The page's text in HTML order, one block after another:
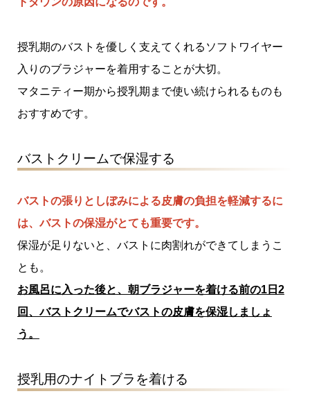
授乳期のバストを優しく支えてくれるソフトワイヤー
入りのブラジャーを着用することが大切。
マタニティー期から授乳期まで使い続けられるものも
おすすめです。
バストクリームで保湿する
バストの張りとしぼみによる皮膚の負担を軽減するに
は、バストの保湿がとても重要です。
保湿が足りないと、バストに肉割れができてしまうこ
とも。
お風呂に入った後と、朝ブラジャーを着ける前の1日2
回、バストクリームでバストの皮膚を保湿しましょ
う。
授乳用のナイトブラを着ける